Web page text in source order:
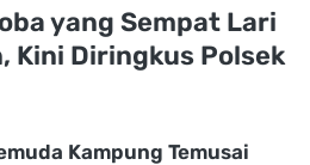
yang Sempat Lari
Kini Diringkus Polsek
Kampung Temusai